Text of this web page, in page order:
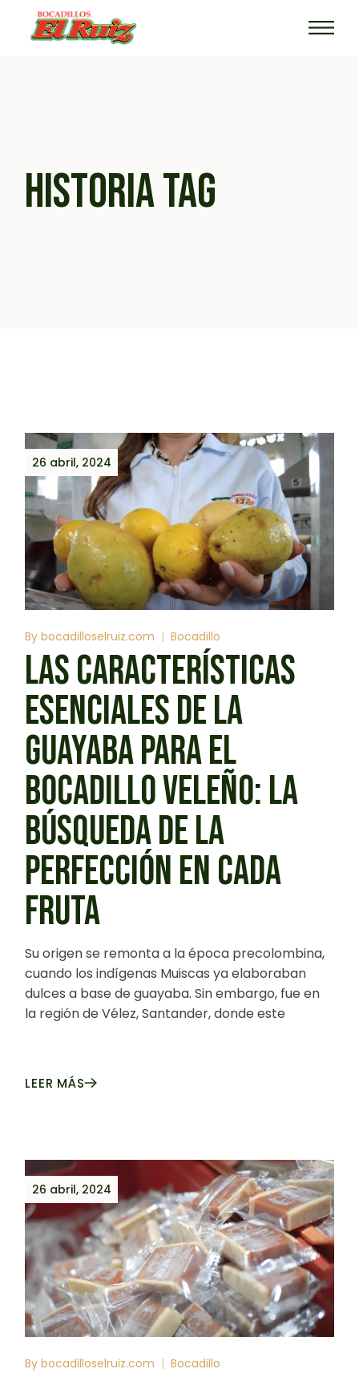
content
HISTORIA TAG
26 abril, 2024
By bocadilloselruiz.com Bocadillo
LAS CARACTERÍSTICAS
ESENCIALES DE LA
GUAYABA PARA EL
BOCADILLO VELEÑO: LA
BÚSQUEDA DE LA
PERFECCIÓN EN CADA
FRUTA
Su origen se remonta a la época precolombina,
cuando los indígenas Muiscas ya elaboraban
dulces a base de guayaba. Sin embargo, fue en
la región de Vélez, Santander, donde este
LEER MÁS
26 abril, 2024
By bocadilloselruiz.com Bocadillo